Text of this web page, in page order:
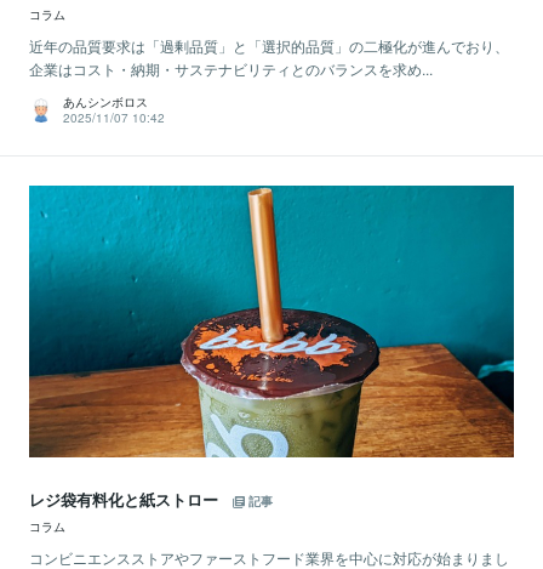
コラム
近年の品質要求は「過剰品質」と「選択的品質」の二極化が進んでおり、
企業はコスト・納期・サステナビリティとのバランスを求め...
あんシンボロス
2025/11/07 10:42
レジ袋有料化と紙ストロー
記事
コラム
コンビニエンスストアやファーストフード業界を中心に対応が始まりまし